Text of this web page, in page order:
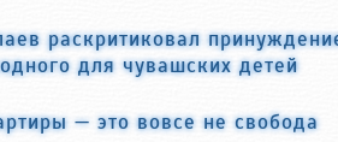
раскритиковал
для чувашских детей
— это вовсе не свобода